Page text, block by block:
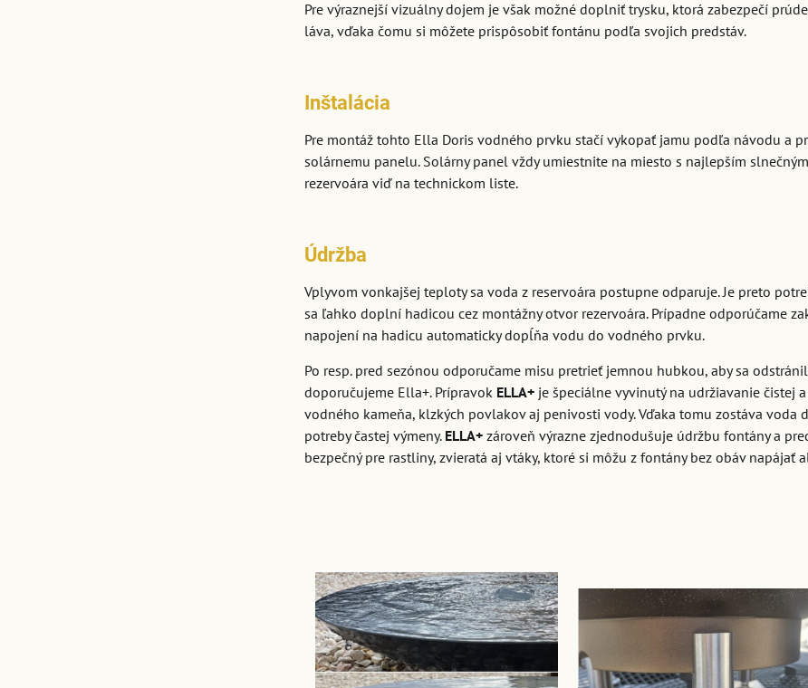
Pre výraznejší vizuálny dojem je však možné doplniť trysku, ktorá zabezpečí
láva, vďaka čomu si môžete prispôsobiť fontánu podľa svojich predstáv.
Inštalácia
Pre montáž tohto Ella Doris vodného prvku stačí vykopať jamu podľa návodu a
solárnemu panelu. Solárny panel vždy umiestnite na miesto s najlepším
rezervoára viď na technickom liste.
Údržba
Vplyvom vonkajšej teploty sa voda z reservoára postupne odparuje. Je preto
sa ľahko doplní hadicou cez montážny otvor rezervoára. Prípadne odporúčame
napojení na hadicu automaticky dopĺňa vodu do vodného prvku.
Po resp. pred sezónou odporučame misu pretrieť jemnou hubkou, aby sa
doporučujeme Ella+. Prípravok ELLA+ je špeciálne vyvinutý na udržiavanie čistej
vodného kameňa, klzkých povlakov aj penivosti vody. Vďaka tomu zostáva
potreby častej výmeny. ELLA+ zároveň výrazne zjednodušuje údržbu fontány a
bezpečný pre rastliny, zvieratá aj vtáky, ktoré si môžu z fontány bez obáv napájať